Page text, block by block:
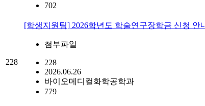
702
228
[학생지원팀] 2026학년도 학술연구장학금 신청
첨부파일
228
2026.06.26
바이오메디컬화학공학과
779